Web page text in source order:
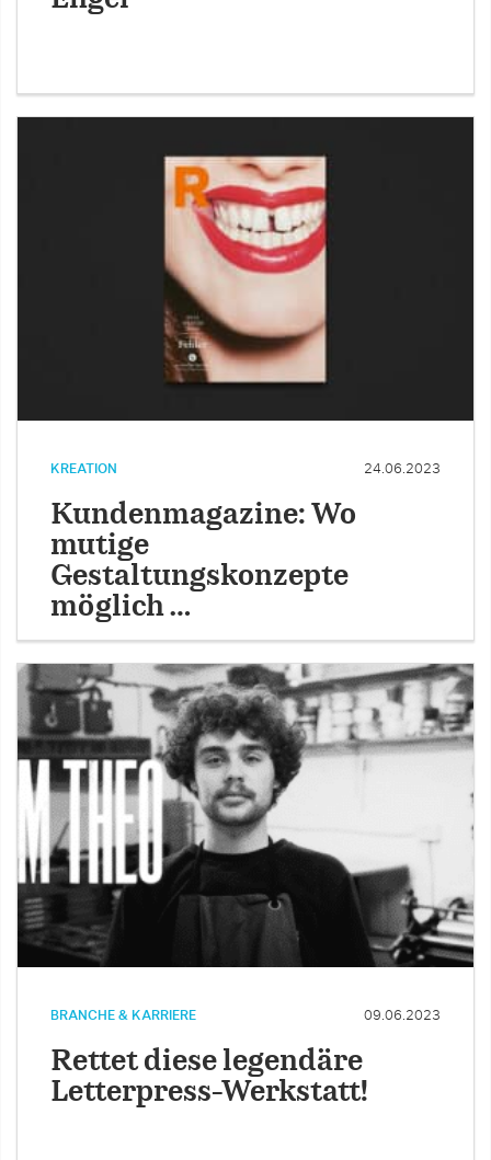
KREATION 24.06.2023
Kundenmagazine: Wo
mutige
Gestaltungskonzepte
möglich …
BRANCHE & KARRIERE 09.06.2023
Rettet diese legendäre
Letterpress-Werkstatt!